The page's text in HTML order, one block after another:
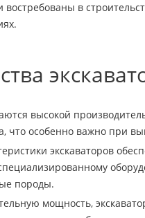
в
высокой
что особенно важно при
экскаваторов
породы.
мощность,